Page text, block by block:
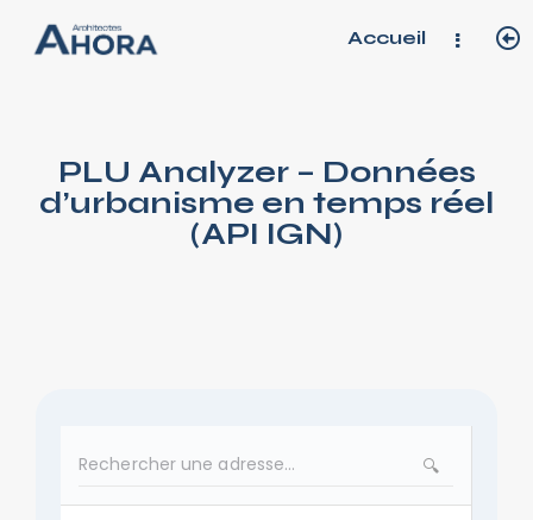
Accueil
PLU Analyzer – Données
d’urbanisme en temps réel
(API IGN)
🔍